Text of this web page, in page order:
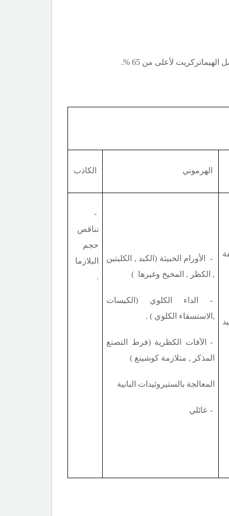
لأعلى من 65 %.
الهرموني الكاذب
- الأورام الخبيثة (الكبد , الكليتين
, الكظر , المخيخ وغيرها )
- الداء الكلوي (الكيسات
,الاستسقاء الكلوي ) .
- الآفات الكظرية (فرط التصنع
المذكر , متلازمة كوشينغ )
المعالجة بالستيروئيدات البانية
- عائلي
-
تناقص
حجم
البلازما
.